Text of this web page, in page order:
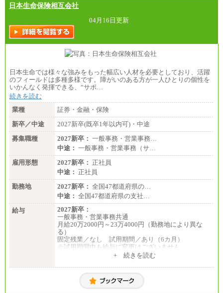
■（株）JTBグローバルマーケティング＆トラベル
訪日事業職 月給202,000～227,000円＋地域間調整
給
※詳細はJTBキャリアサイトよりご確認ください。
■(株)JTBビジネストランスフォーム
総合職 月給205,000～225,000円＋地域間調整給
※詳細はJTBキャリアサイトよりご確認ください。
■(株)JTBデータサービス ※2027年新卒募集終了
※詳細はJTBキャリアサイトよりご確認ください。
■I&Jデジタルイノベーション(株)
総合職 月給224,500～242,600円＋地域手当
※詳細はJTBキャリアサイトよりご確認ください。
＜有期社員コース＞
■(株)JTBビジネストランスフォーム
有期契約職 月給185,000～195,000円
※詳細はJTBキャリアサイトよりご確認ください。
■(株)JTBパブリッシング ※2027年新卒募集終了
総合職 月給241,000円
中途：
①月給227,000円以上
②月給212,000円以上
③月給172,500円以上
④月給23万円～37万円
⑤月給20万円～25万円
⑥月給33万円～48万円
⑦月給271,000円以上
⑧～⑮月給200,000円〜月給400,000円
⑯月給185,000円以上
⑱月給212,000円以上
日本生命保険相互会社
04月16日更新
日本生命では様々な強みをもった幅広い人材を必要としており、活躍
のフィールドは多種多様です。障がいのある方が一人ひとりの個性を
いかんなく発揮できる、“サポ…
続きを読む
業種
証券・金融・保険
新卒／中途
2027新卒(既卒1年以内可)・中途
募集職種
2027新卒： 一般事務・営業事務…
中途： 一般事務・営業事務（サ…
雇用形態
2027新卒： 正社員
中途： 正社員
勤務地
2027新卒： 全国47都道府県の…
中途： 全国47都道府県の支社…
給与
2027新卒：
一般事務・営業事務共通
月給20万2000円～23万4000円（勤務地により異な
る）
固定残業／なし 試用期間／あり（6カ月）
※試用期間中も給与に変更はございません
月給20万2000円～23万4000円（勤務地により異な
固定残業／なし 試用期間／あり（6か月）
+ 続きを読む